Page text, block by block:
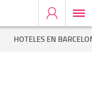
HOTELES EN